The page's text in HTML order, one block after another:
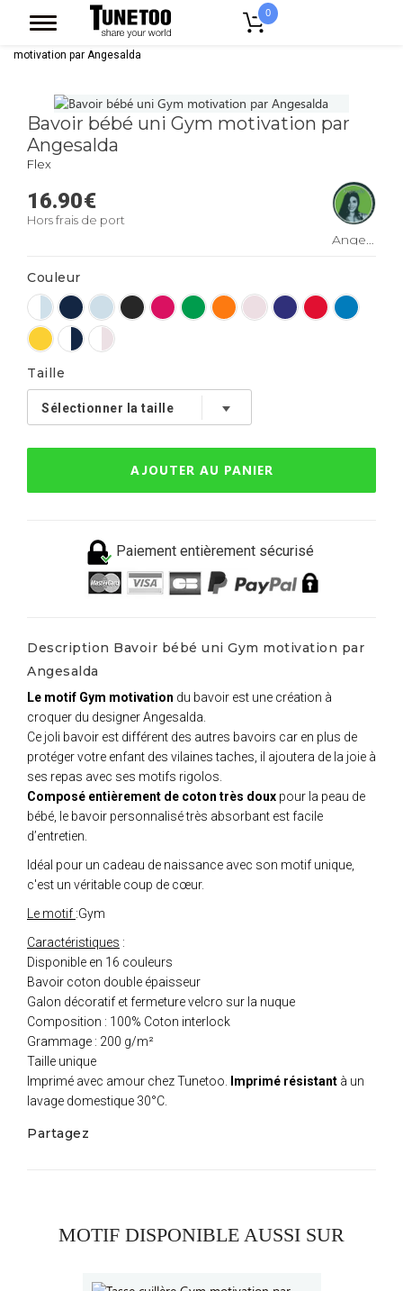
0
Vêtement Enfant Bebe
Bavoir bébé uni Gym
motivation par Angesalda
Bavoir bébé uni Gym motivation par
Angesalda
Flex
16.90€
Hors frais de port
Angesalda
Couleur
Taille
AJOUTER AU PANIER
Paiement entièrement sécurisé
Description Bavoir bébé uni Gym motivation par
Angesalda
Le motif Gym motivation du bavoir est une création à
croquer du designer Angesalda.
Ce joli bavoir est différent des autres bavoirs car en plus de
protéger votre enfant des vilaines taches, il ajoutera de la joie à
ses repas avec ses motifs rigolos.
Composé entièrement de coton très doux pour la peau de
bébé, le bavoir personnalisé très absorbant est facile
d’entretien.
Idéal pour un cadeau de naissance avec son motif unique,
c'est un véritable coup de cœur.
Le motif :Gym
Caractéristiques :
Disponible en 16 couleurs
Bavoir coton double épaisseur
Galon décoratif et fermeture velcro sur la nuque
Composition : 100% Coton interlock
Grammage : 200 g/m²
Taille unique
Imprimé avec amour chez Tunetoo.
Imprimé résistant à un
lavage domestique 30°C.
Partagez
MOTIF DISPONIBLE AUSSI SUR